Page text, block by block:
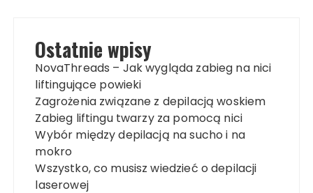
Ostatnie wpisy
NovaThreads – Jak wygląda zabieg na nici
liftingujące powieki
Zagrożenia związane z depilacją woskiem
Zabieg liftingu twarzy za pomocą nici
Wybór między depilacją na sucho i na
mokro
Wszystko, co musisz wiedzieć o depilacji
laserowej